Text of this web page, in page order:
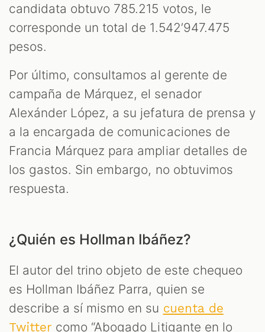
candidata obtuvo 785.215 votos, le
corresponde un total de 1.542’947.475
pesos.
Por último, consultamos al gerente de
campaña de Márquez, el senador
Alexánder López, a su jefatura de prensa y
a la encargada de comunicaciones de
Francia Márquez para ampliar detalles de
los gastos. Sin embargo, no obtuvimos
respuesta.
¿Quién es Hollman Ibáñez?
El autor del trino objeto de este chequeo
es Hollman Ibáñez Parra, quien se
describe a sí mismo en su cuenta de
Twitter como “Abogado Litigante en lo